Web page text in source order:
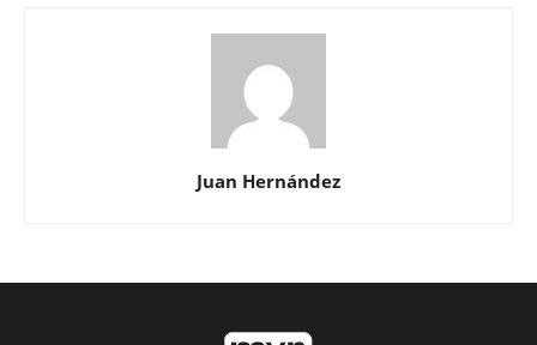
Juan Hernández